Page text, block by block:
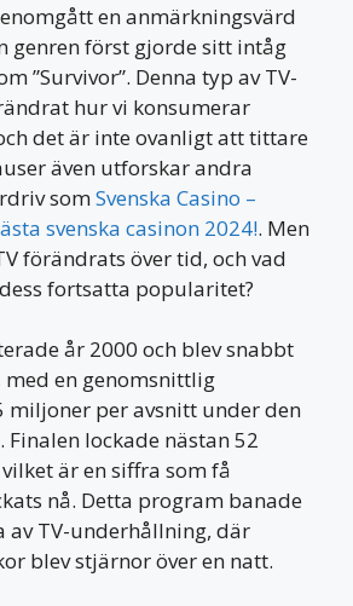
en anmärkningsvärd
genren först gjorde sitt intåg
”Survivor”. Denna typ av TV-
hur vi konsumerar
det är inte ovanligt att tittare
även utforskar andra
somSvenska Casino –
svenska casinon 2024!. Men
förändrats över tid, och vad
fortsatta popularitet?
år 2000 och blev snabbt
med en genomsnittlig
per avsnitt under den
Finalen lockade nästan 52
är en siffra som få
nå. Detta program banade
av TV-underhållning, där
blev stjärnor över en natt.